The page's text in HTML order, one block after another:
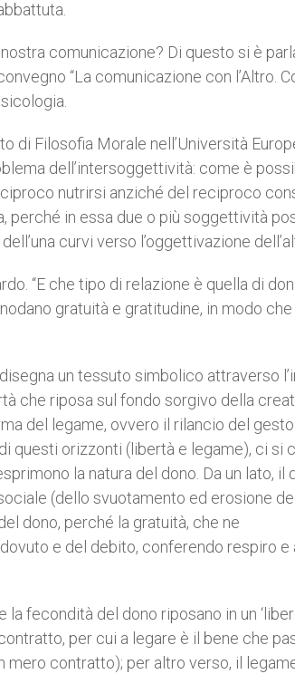
comunicazione? Di questo si è
“La comunicazione con l’Altro.
di Filosofia Morale nell’Università
dell’intersoggettività: come è
nutrirsi anziché del reciproco
perché in essa due o più soggettività
curvi verso l’oggettivazione
“E che tipo di relazione è quella di
gratuità e gratitudine, in modo che
un tessuto simbolico attraverso
che riposa sul fondo sorgivo della
del legame, ovvero il rilancio del
questi orizzonti (libertà e legame), ci si
la natura del dono. Da un lato, il
(dello svuotamento ed erosione
dono, perché la gratuità, che ne
e del debito, conferendo respiro e
fecondità del dono riposano in un
per cui a legare è il bene che
contratto); per altro verso, il